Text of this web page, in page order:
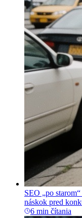
SEO „po
náskok pred
6 min čítania